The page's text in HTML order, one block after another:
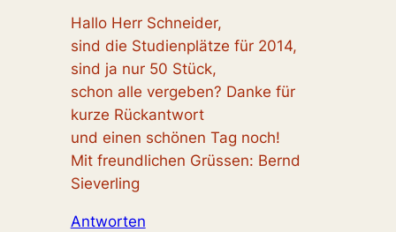
Hallo Herr Schneider,
sind die Studienplätze für 2014,
sind ja nur 50 Stück,
schon alle vergeben? Danke für
kurze Rückantwort
und einen schönen Tag noch!
Mit freundlichen Grüssen: Bernd
Sieverling
Antworten